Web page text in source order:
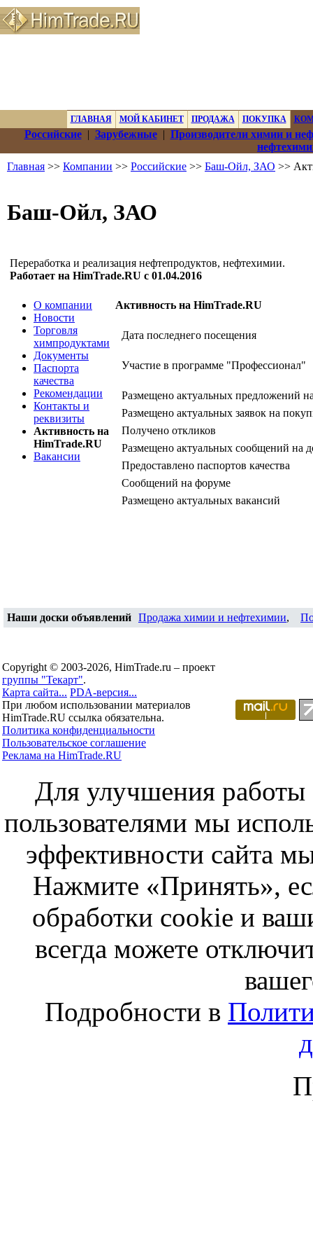
ГЛАВНАЯ МОЙ КАБИНЕТ ПРОДАЖА ПОКУПКА
Российские| Зарубежные| Производители химии и
Главная >> Компании >> Российские >> Баш-Ойл, ЗАО >>
Баш-Ойл, ЗАО
Переработка и реализация нефтепродуктов, нефтехимии.
Работает на HimTrade.RU с 01.04.2016
О компании
Новости
Торговля
химпродуктами
Документы
Паспорта
качества
Рекомендации
Контакты и
реквизиты
Активность на
HimTrade.RU
Вакансии
Активность на HimTrade.RU
Дата последнего посещения
Участие в программе "Профессионал"
Размещено актуальных предложений
Размещено актуальных заявок на
Получено откликов
Размещено актуальных сообщений на
Предоставлено паспортов качества
Сообщений на форуме
Размещено актуальных вакансий
Наши доски объявлений Продажа химии и нефтехимии,
Copyright © 2003-2026, HimTrade.ru – проект
группы "Текарт".
Карта сайта... PDA-версия...
При любом использовании материалов
HimTrade.RU ссылка обязательна.
Политика конфиденциальности
Пользовательское соглашение
Реклама на HimTrade.RU
Для улучшения работы
пользователями мы
эффективности сайта
Нажмите «Принять»,
обработки cookie и
всегда можете
Подробности в